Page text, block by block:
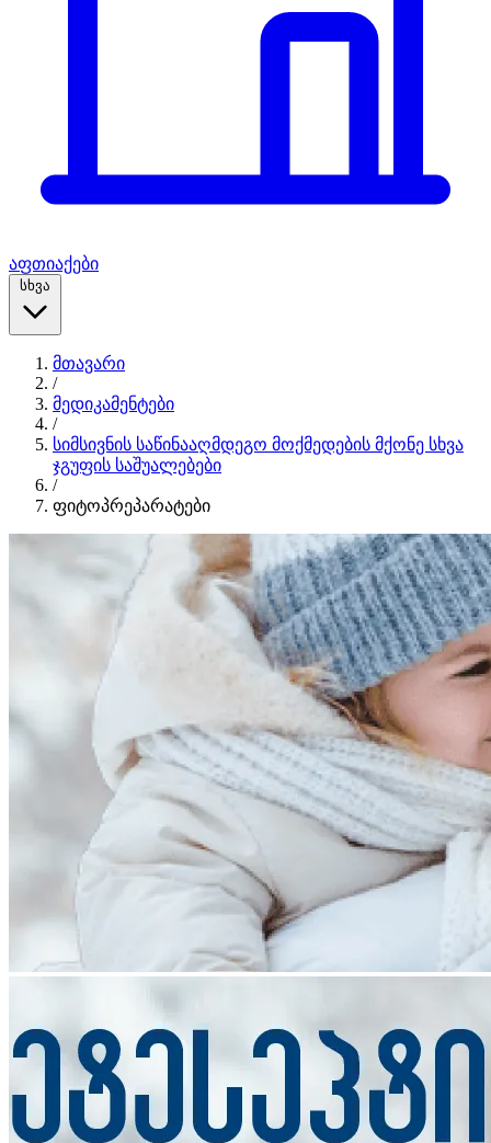
აფთიაქები
სხვა
მთავარი
/
მედიკამენტები
/
სიმსივნის საწინააღმდეგო მოქმედების მქონე სხვა
ჯგუფის საშუალებები
/
ფიტოპრეპარატები